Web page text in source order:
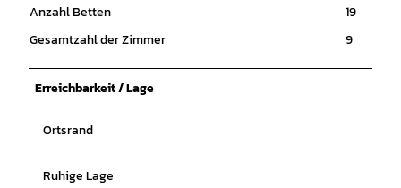
Anzahl Betten
19
Gesamtzahl der Zimmer
9
Erreichbarkeit / Lage
Ortsrand
Ruhige Lage